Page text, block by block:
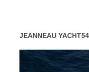
JEANNEAU YACHT54